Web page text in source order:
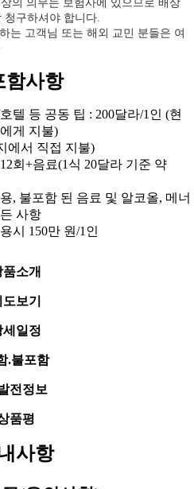
의 의무는 보험사에 있으므로 배상
청구하셔야 합니다.
는 고객님 또는 해외 교민 분들은 여
함사항
텔 등 공동 팁 : 200달라/1인 (현
게 지불)
에서 직접 지불)
회+음료(1식 20달라 기준 약
, 불포함 된 음료 및 알코올, 메너
사항
시 150만 원/1인
품소개
도보기
세일정
.불포함
전정보
품평
사항